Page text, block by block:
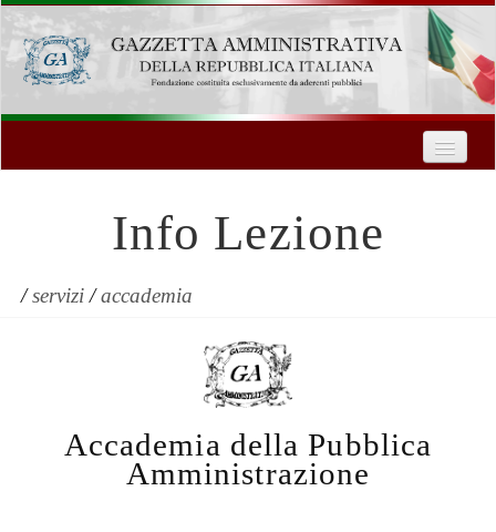
Formazione
Innovazione Tecnologica
Servizi
Contatti
| Entra
Info Lezione
/servizi/accademia
Accademia della Pubblica
Amministrazione